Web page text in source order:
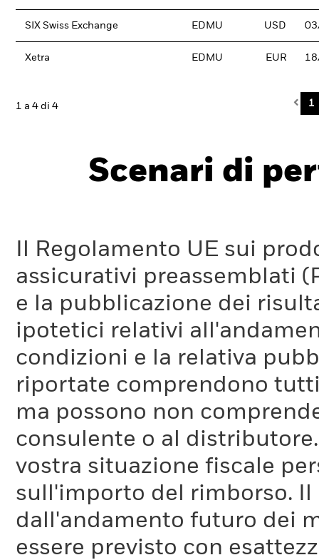
SIX Swiss Exchange EDMU USD
Xetra EDMU EUR
1 a 4 di 4 1
Scenari di
Il Regolamento UE sui
assicurativi preassemblati
e la pubblicazione dei
ipotetici relativi
condizioni e la relativa
riportate comprendono
ma possono non
consulente o al
vostra situazione fiscale
sull'importo del rimborso.
dall'andamento futuro dei
essere previsto con